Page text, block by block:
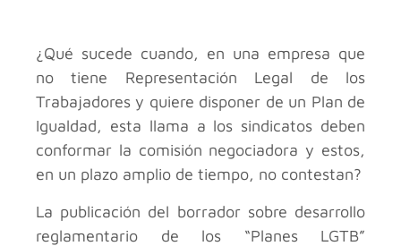
¿Qué sucede cuando, en una empresa que
no tiene Representación Legal de los
Trabajadores y quiere disponer de un Plan de
Igualdad, esta llama a los sindicatos deben
conformar la comisión negociadora y estos,
en un plazo amplio de tiempo, no contestan?
La publicación del borrador sobre desarrollo
reglamentario de los “Planes LGTB”